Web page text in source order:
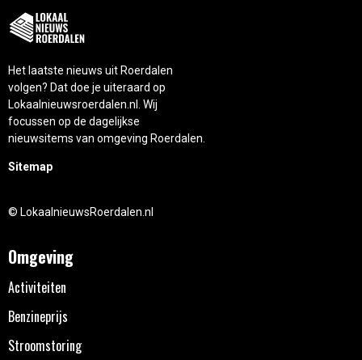
Het laatste nieuws uit Roerdalen
volgen? Dat doe je uiteraard op
Lokaalnieuwsroerdalen.nl. Wij
focussen op de dagelijkse
nieuwsitems van omgeving Roerdalen.
Sitemap
© LokaalnieuwsRoerdalen.nl
Omgeving
Activiteiten
Benzineprijs
Stroomstoring